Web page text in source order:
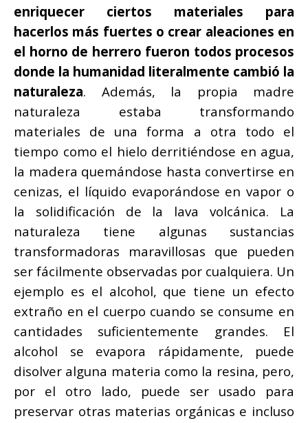
enriquecer ciertos materiales para
hacerlos más fuertes o crear aleaciones en
el horno de herrero fueron todos procesos
donde la humanidad literalmente cambió la
naturaleza. Además, la propia madre
naturaleza estaba transformando
materiales de una forma a otra todo el
tiempo como el hielo derritiéndose en agua,
la madera quemándose hasta convertirse en
cenizas, el líquido evaporándose en vapor o
la solidificación de la lava volcánica. La
naturaleza tiene algunas sustancias
transformadoras maravillosas que pueden
ser fácilmente observadas por cualquiera. Un
ejemplo es el alcohol, que tiene un efecto
extraño en el cuerpo cuando se consume en
cantidades suficientemente grandes. El
alcohol se evapora rápidamente, puede
disolver alguna materia como la resina, pero,
por el otro lado, puede ser usado para
preservar otras materias orgánicas e incluso